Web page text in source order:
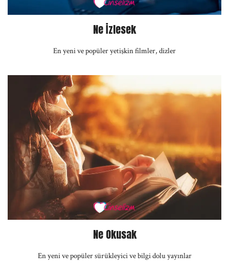
Ne İzlesek
En yeni ve popüler yetişkin filmler, dizler
Ne Okusak
En yeni ve popüler sürükleyici ve bilgi dolu yayınlar